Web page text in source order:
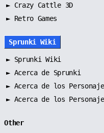
► Crazy Cattle 3D
► Retro Games
Sprunki Wiki
► Sprunki Wiki
► Acerca de Sprunki
► Acerca de los
► Acerca de los
Other